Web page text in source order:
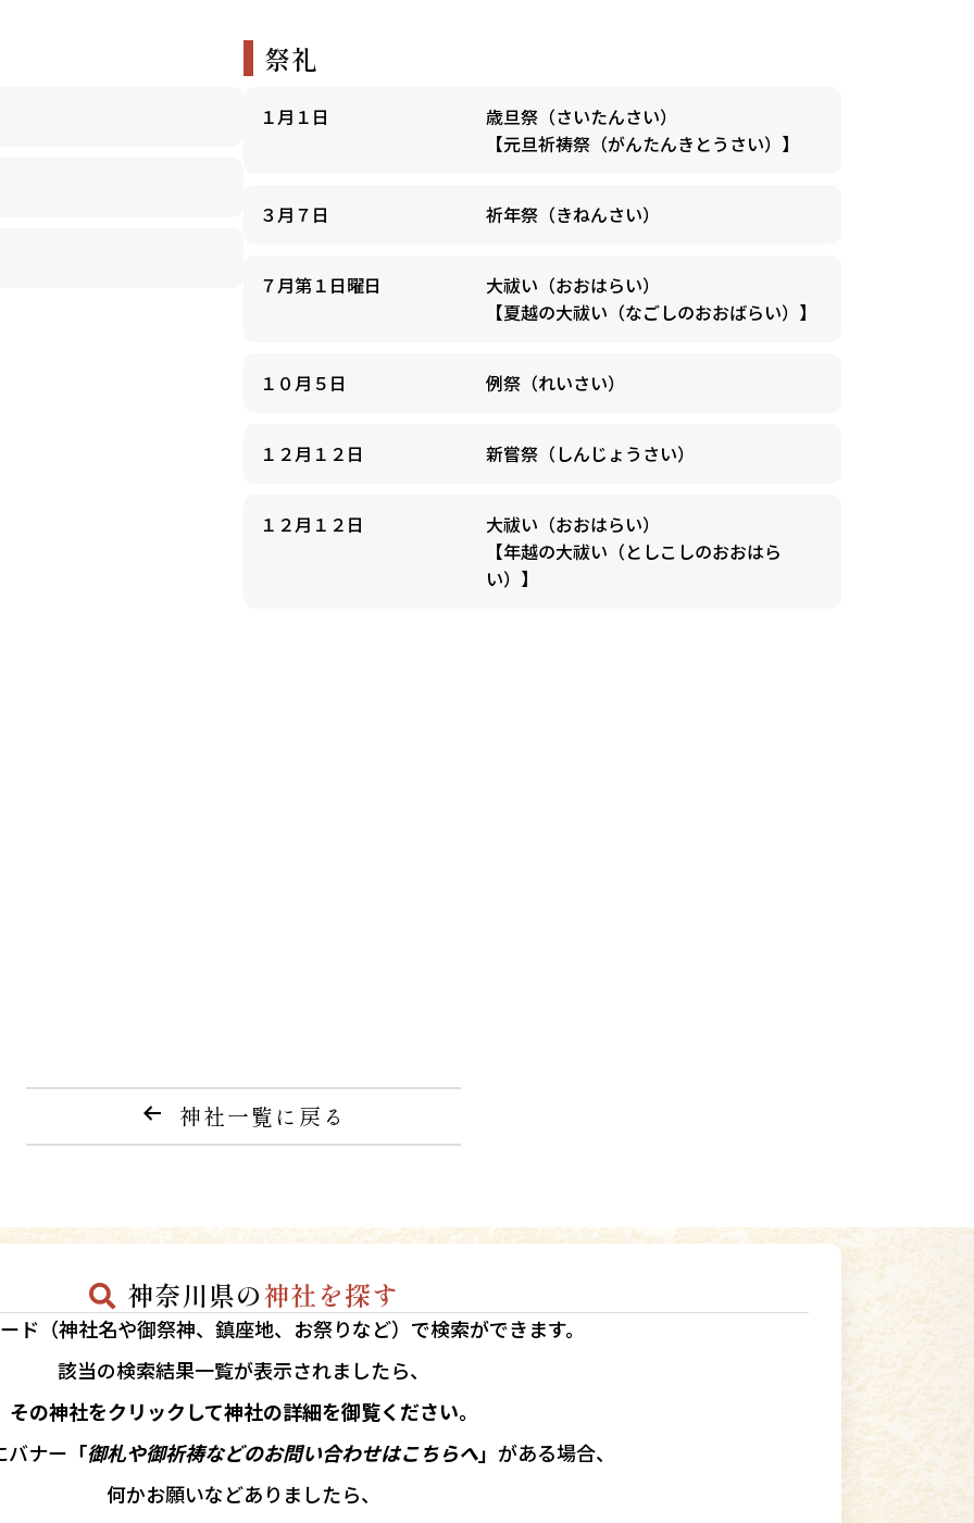
祭礼
１月１日
歳旦祭（さいたんさい）
【元旦祈祷祭（がんたんきとうさい）】
３月７日 祈年祭（きねんさい）
７月第１日曜日
大祓い（おおはらい）
【夏越の大祓い（なごしのおおばらい）】
１０月５日 例祭（れいさい）
１２月１２日 新嘗祭（しんじょうさい）
１２月１２日
大祓い（おおはらい）
【年越の大祓い（としこしのおおはら
い）】
神社一覧に戻る
神奈川県の神社を探す
ド（神社名や御祭神、鎮座地、お祭りなど）で検索ができます。
該当の検索結果一覧が表示されましたら、
その神社をクリックして神社の詳細を御覧ください。
ナー 「御札や御祈祷などのお問い合わせはこちらへ」 がある場合、
何かお願いなどありましたら、